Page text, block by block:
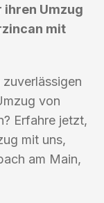
ihren Umzug
mit
von
Erfahre jetzt,
mit uns,
am Main,